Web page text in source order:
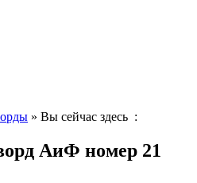
» Вы сейчас здесь :
АиФ номер 21